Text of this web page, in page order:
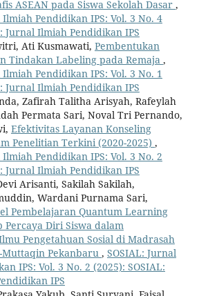
ASEAN pada Siswa Sekolah Dasar ,
Ilmiah Pendidikan IPS: Vol. 3 No. 4
Jurnal Ilmiah Pendidikan IPS
Ati Kusmawati, Pembentukan
Tindakan Labeling pada Remaja ,
Pendidikan IPS: Vol. 3 No. 1
Jurnal Ilmiah Pendidikan IPS
Zafirah Talitha Arisyah, Rafeylah
Permata Sari, Noval Tri Pernando,
Efektivitas Layanan Konseling
Penelitian Terkini (2020-2025) ,
Pendidikan IPS: Vol. 3 No. 2
Jurnal Ilmiah Pendidikan IPS
Arisanti, Sakilah Sakilah,
Wardani Purnama Sari,
Pembelajaran Quantum Learning
Percaya Diri Siswa dalam
Pengetahuan Sosial di Madrasah
Pekanbaru , SOSIAL: Jurnal
IPS: Vol. 3 No. 2 (2025): SOSIAL:
IPS